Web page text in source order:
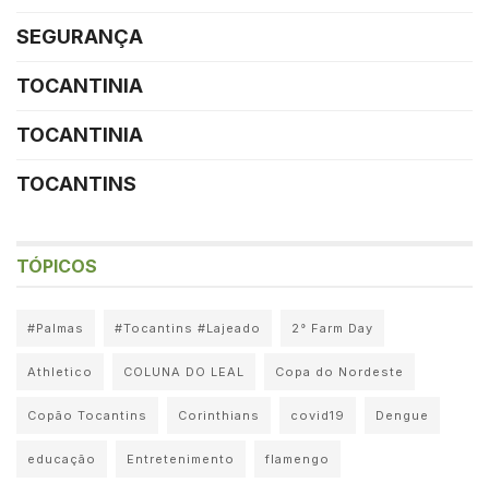
SEGURANÇA
TOCANTINIA
TOCANTINIA
TOCANTINS
TÓPICOS
#Palmas #Tocantins #Lajeado 2° Farm Day
Athletico COLUNA DO LEAL Copa do Nordeste
Copão Tocantins Corinthians covid19 Dengue
educação Entretenimento flamengo